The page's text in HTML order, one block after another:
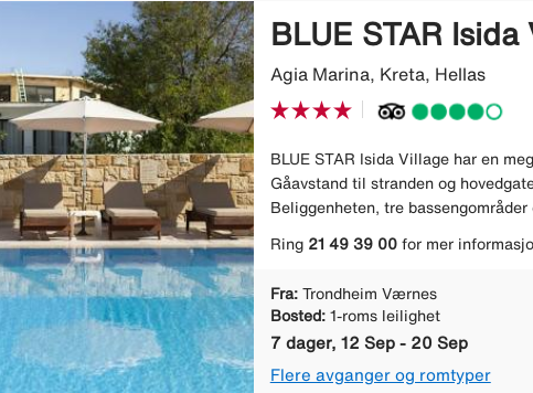
BLUE STAR Isida
Agia Marina, Kreta, Hellas
BLUE STAR Isida Village har en
Gåavstand til stranden og
Beliggenheten, tre bassengområder
Ring 21 49 39 00for mer
Fra: Trondheim Værnes
Bosted: 1-roms leilighet
7 dager, 12 Sep - 20 Sep
Flere avganger og romtyper